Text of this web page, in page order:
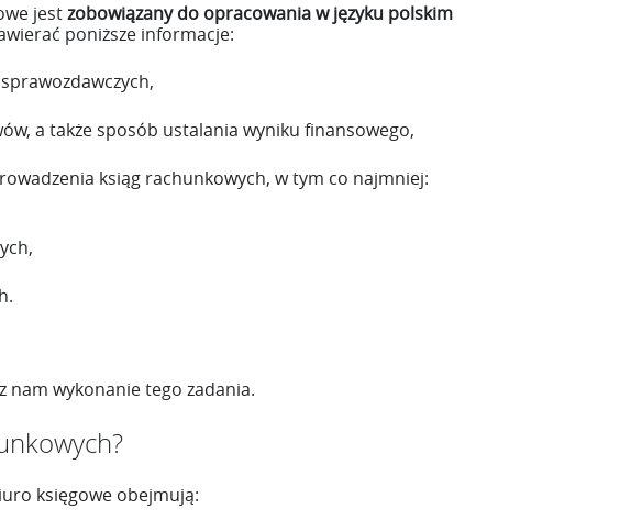
jestzobowiązany do opracowania w języku polskim
poniższe informacje:
a także sposób ustalania wyniku finansowego,
ksiąg rachunkowych, w tym co najmniej:
nam wykonanie tego zadania.
księgowe obejmują: